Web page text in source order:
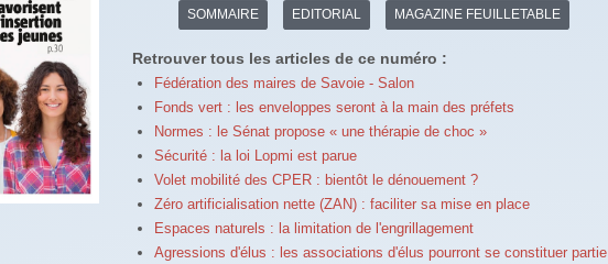
SOMMAIRE EDITORIAL MAGAZINE FEUILLETABLE
Retrouver tous les articles de ce numéro :
Fédération des maires de Savoie - Salon
Fonds vert : les enveloppes seront à la main des préfets
Normes : le Sénat propose « une thérapie de choc »
Sécurité : la loi Lopmi est parue
Volet mobilité des CPER : bientôt le dénouement ?
Zéro artificialisation nette (ZAN) : faciliter sa mise en place
Espaces naturels : la limitation de l'engrillagement
Agressions d'élus : les associations d'élus pourront se constituer partie